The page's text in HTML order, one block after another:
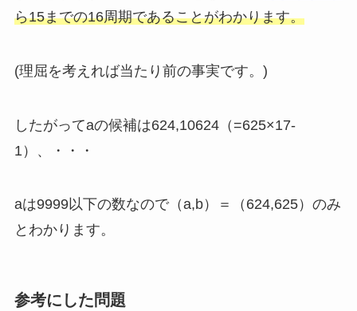
ら15までの16周期であることがわかります。
(理屈を考えれば当たり前の事実です。)
したがってaの候補は624,10624（=625×17-
1）、・・・
aは9999以下の数なので（a,b）＝（624,625）のみ
とわかります。
参考にした問題